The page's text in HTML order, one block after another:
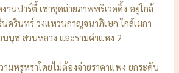
านปาร์ตี้ เช่าชุดถ่ายภาพพรีเวดดิ้ง อยู่ใกล้
ครินทร์ วงแหวนกาญจนาภิเษก ใกล้เมกา
นุช สวนหลวง และรามคำแหง 2
มหรูหราโดยไม่ต้องจ่ายราคาแพง ยกระดับ